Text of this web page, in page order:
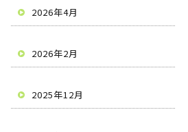
2026年4月
2026年2月
2025年12月